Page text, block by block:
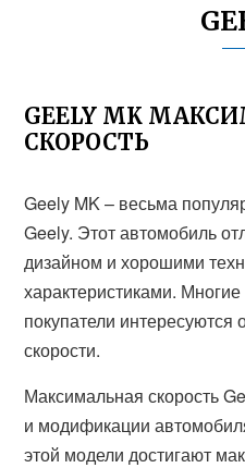
GEELY MK
СКОРОСТЬ
Geely MK – весьма
Geely. Этот автомобиль
дизайном и хорошими
характеристиками.
покупатели интересуются
скорости.
Максимальная скорость
и модификации
этой модели достигают